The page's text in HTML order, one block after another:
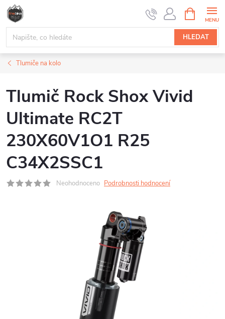
Přejít
obsah
HLEDAT
NÁKUPNÍ
KOŠÍK
Tlumiče na kolo
Tlumič Rock Shox Vivid
Ultimate RC2T
230X60V1O1 R25
C34X2SSC1
Neohodnoceno Podrobnosti hodnocení